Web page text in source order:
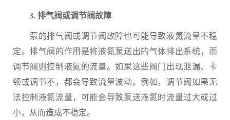
3. 排气阀或调节阀故障
泵的排气阀或调节阀故障也可能导致液氮流量不稳
定。排气阀的作用是将液氮泵送出的气体排出系统，而
调节阀则控制液氮的流量。如果这些阀门出现泄漏、卡
顿或调节不，都会导致流量波动。例如，调节阀如果无
法控制液氮流量，可能会导致泵送液氮时流量过大或过
小，从而造成不稳定。